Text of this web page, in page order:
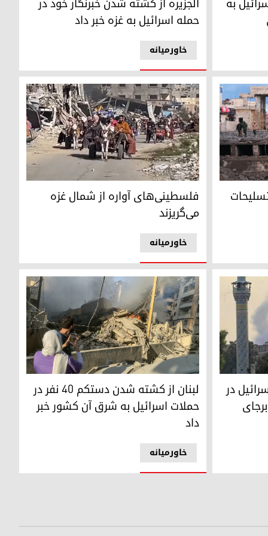
خاورمیانه
حمله اسرائیل به غزه خبر داد
را از دسترس خارج کردخروج خانواده‌های فلسطینی از بیت لاهیا
خاورمیانه
فلسطینی‌های آواره از شمال غزه
می‌گریزند
به حزب‌الله هفت نفر را کشت - عکس: شبکه‌های اجتماعی
در حمله هوایی اسرائیل به حومه جنوبی بیروت. 7 نوامبر 2024 - عکس: خبرگزاری فرانسه
خاورمیانه
لبنان از کشته شدن دستکم 40 نفر در
حملات اسرائیل به شرق آن کشور خبر
داد